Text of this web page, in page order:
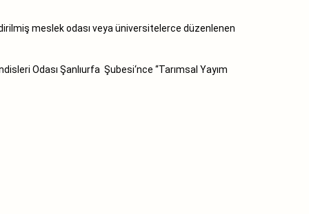
meslek odası veya üniversitelerce düzenlenen
Odası Şanlıurfa Şubesi‘nce ‘‘Tarımsal Yayım